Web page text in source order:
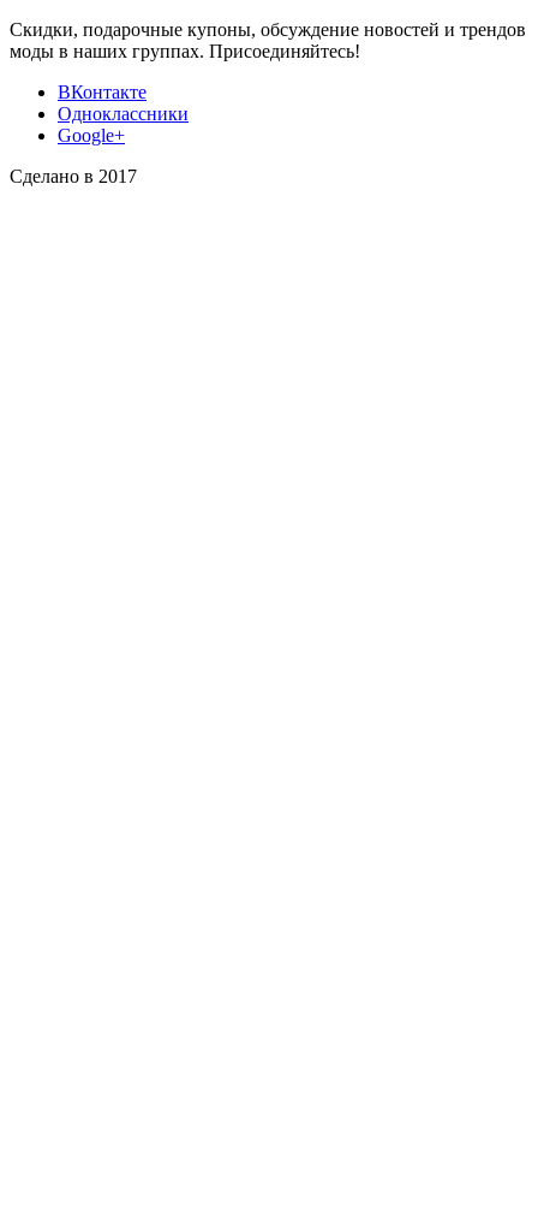
Скидки, подарочные купоны, обсуждение новостей и трендов
моды в наших группах. Присоединяйтесь!
ВКонтакте
Одноклассники
Google+
Сделано в 2017